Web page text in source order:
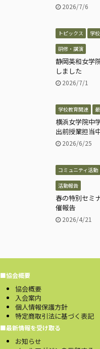
2026/7/6
トピックス 学
研修・講演
静岡英和女学
しました
2026/7/1
学校教育関連
横浜女学院中
出前授業担当
2026/6/25
コミュニティ活動
活動報告
春の特別セミ
催報告
2026/4/21
■協会概要
協会概要
入会案内
個人情報保護方針
特定商取引法に基づく表記
■最新情報を受け取る
お知らせ